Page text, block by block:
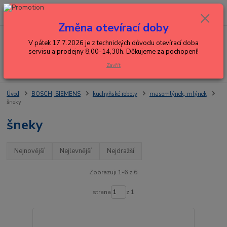
Menu
+420 602 288 130
0,00 Kč
Úvod BOSCH, SIEMENS kuchyňské roboty
masomlýnek, mlýnek
šneky
šneky
Nejnovější Nejlevnější Nejdražší
Zobrazuji 1-6 z 6
strana z 1
Změna otevírací doby
V pátek 17.7.2026 je z technických důvodu otevírací doba
servisu a prodejny 8,00-14,30h. Děkujeme za pochopení!
Zavřít